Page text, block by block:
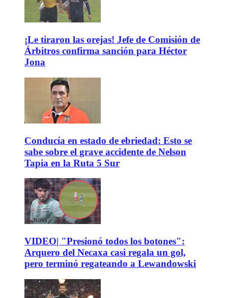
¡Le tiraron las orejas! Jefe de Comisión de
Árbitros confirma sanción para Héctor
Jona
Conducía en estado de ebriedad: Esto se
sabe sobre el grave accidente de Nelson
Tapia en la Ruta 5 Sur
VIDEO| "Presionó todos los botones":
Arquero del Necaxa casi regala un gol,
pero terminó regateando a Lewandowski